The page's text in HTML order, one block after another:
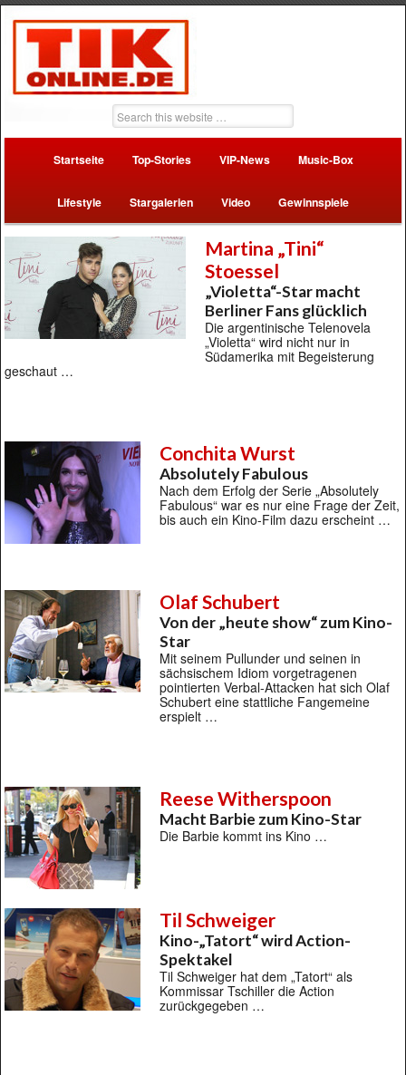
Startseite Top-Stories VIP-News Music-Box
Lifestyle Stargalerien Video Gewinnspiele
Martina „Tini“
Stoessel
„Violetta“-Star macht
Berliner Fans glücklich
Die argentinische Telenovela
„Violetta“ wird nicht nur in
Südamerika mit Begeisterung
geschaut …
Conchita Wurst
Absolutely Fabulous
Nach dem Erfolg der Serie „Absolutely
Fabulous“ war es nur eine Frage der Zeit,
bis auch ein Kino-Film dazu erscheint …
Olaf Schubert
Von der „heute show“ zum Kino-
Star
Mit seinem Pullunder und seinen in
sächsischem Idiom vorgetragenen
pointierten Verbal-Attacken hat sich Olaf
Schubert eine stattliche Fangemeine
erspielt …
Reese Witherspoon
Macht Barbie zum Kino-Star
Die Barbie kommt ins Kino …
Til Schweiger
Kino-„Tatort“ wird Action-
Spektakel
Til Schweiger hat dem „Tatort“ als
Kommissar Tschiller die Action
zurückgegeben …